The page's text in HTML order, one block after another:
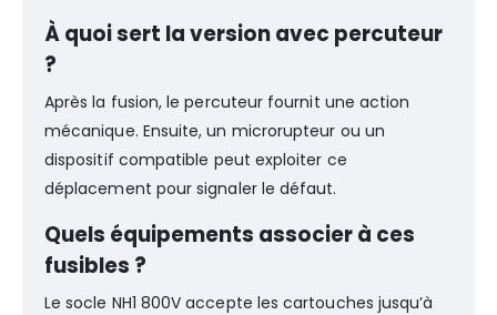
À quoi sert la version avec percuteur
?
Après la fusion, le percuteur fournit une action
mécanique. Ensuite, un microrupteur ou un
dispositif compatible peut exploiter ce
déplacement pour signaler le défaut.
Quels équipements associer à ces
fusibles ?
Le socle NH1 800V accepte les cartouches jusqu’à